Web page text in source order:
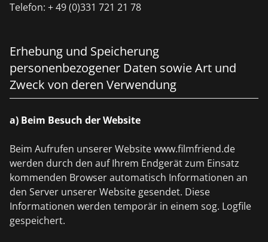
Telefon: + 49 (0)331 721 21 78
Erhebung und Speicherung
personenbezogener Daten sowie Art und
Zweck von deren Verwendung
a) Beim Besuch der Website
Beim Aufrufen unserer Website www.filmfriend.de
werden durch den auf Ihrem Endgerät zum Einsatz
kommenden Browser automatisch Informationen an
den Server unserer Website gesendet. Diese
Informationen werden temporär in einem sog. Logfile
gespeichert.